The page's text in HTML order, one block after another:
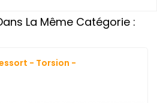
La Même Catégorie :
- Torsion -